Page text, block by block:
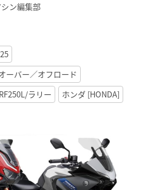
ン編集部
ーバー／オフロード
ラリー
ホンダ [HONDA]